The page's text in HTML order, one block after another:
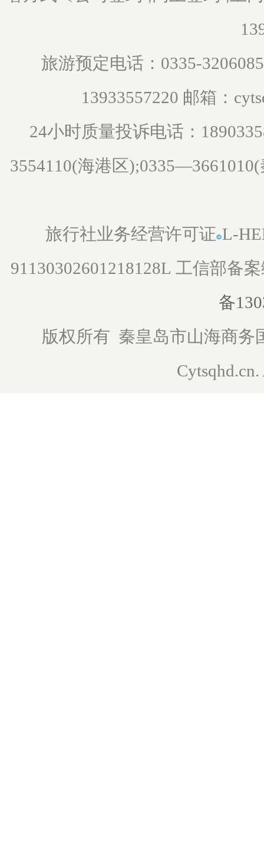
旅游预定电话：0335-
13933557220 邮箱：
24小时质量投诉电话：
3554110(海港区
旅行社业务经营许可证 L-
91130302601218128L 工信部备
备
版权所有 秦皇岛市山海商务